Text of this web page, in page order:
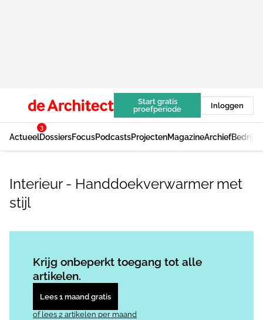
Start gratis
proefperiode
Inloggen
Actueel
3
DossiersFocusPodcastsProjectenMagazineArchief
Interieur - Handdoekverwarmer met
stijl
Krijg onbeperkt toegang tot alle
artikelen.
Lees 1 maand gratis
of lees 2 artikelen per maand